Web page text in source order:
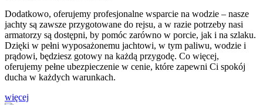
Dodatkowo, oferujemy profesjonalne wsparcie na wodzie – nasze
jachty są zawsze przygotowane do rejsu, a w razie potrzeby nasi
armatorzy są dostępni, by pomóc zarówno w porcie, jak i na szlaku.
Dzięki w pełni wyposażonemu jachtowi, w tym paliwu, wodzie i
prądowi, będziesz gotowy na każdą przygodę. Co więcej,
oferujemy pełne ubezpieczenie w cenie, które zapewni Ci spokój
ducha w każdych warunkach.
więcej